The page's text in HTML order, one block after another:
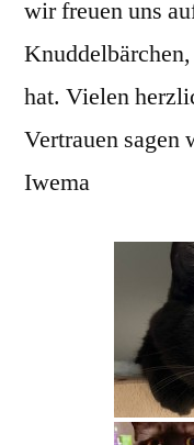
wir freuen uns
hat. Vielen
Vertrauen
Iwema